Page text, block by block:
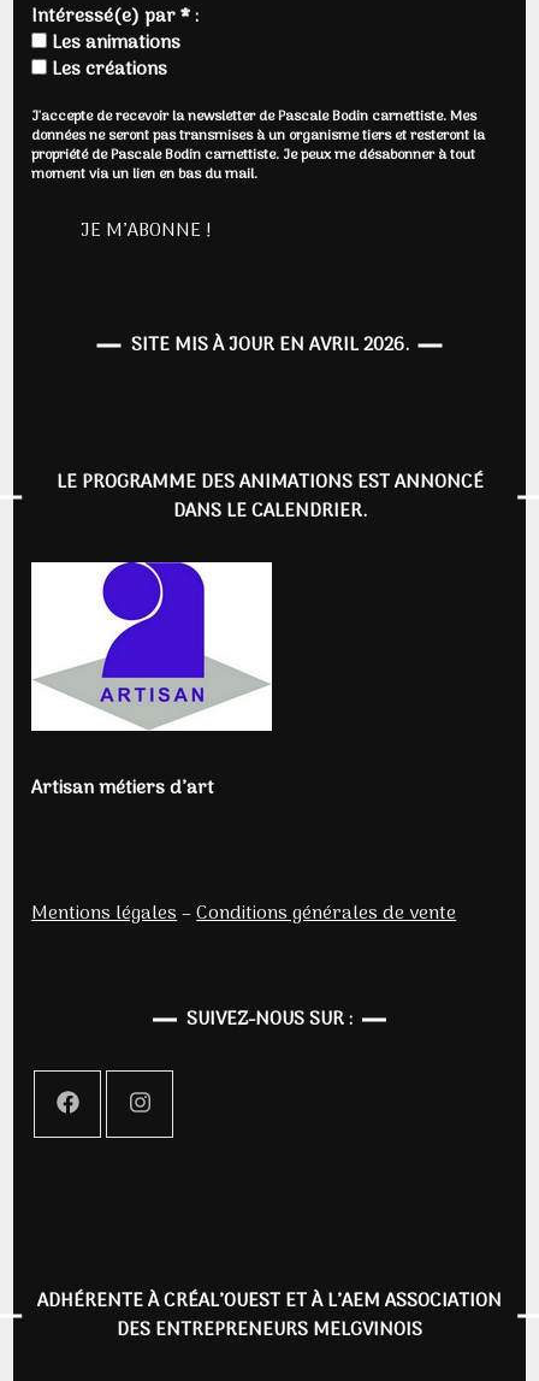
Intéressé(e) par * :
Les animations
Les créations
J'accepte de recevoir la newsletter de Pascale Bodin carnettiste. Mes
données ne seront pas transmises à un organisme tiers et resteront la
propriété de Pascale Bodin carnettiste. Je peux me désabonner à tout
moment via un lien en bas du mail.
SITE MIS À JOUR EN AVRIL 2026.
LE PROGRAMME DES ANIMATIONS EST ANNONCÉ
DANS LE CALENDRIER.
Artisan métiers d’art
Mentions légales–Conditions générales de vente
SUIVEZ-NOUS SUR :
ADHÉRENTE À CRÉAL’OUEST ET À L’AEM ASSOCIATION
DES ENTREPRENEURS MELGVINOIS